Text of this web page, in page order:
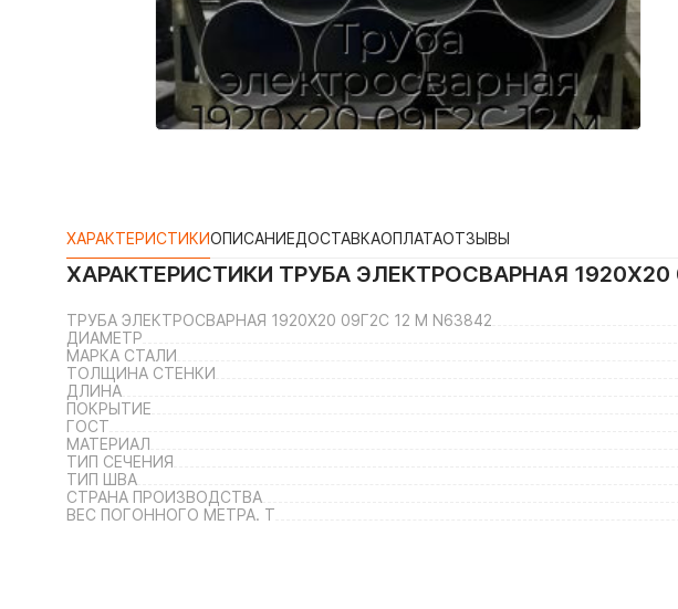
ХАРАКТЕРИСТИКИОПИСАНИЕДОСТАВКАОПЛАТАОТЗЫВЫ
ХАРАКТЕРИСТИКИ ТРУБА ЭЛЕКТРОСВАРНАЯ 1920Х20
ТРУБА ЭЛЕКТРОСВАРНАЯ 1920Х20 09Г2С 12 М N63842
ДИАМЕТР
МАРКА СТАЛИ
ТОЛЩИНА СТЕНКИ
ДЛИНА
ПОКРЫТИЕ
ГОСТ
МАТЕРИАЛ
ТИП СЕЧЕНИЯ
ТИП ШВА
СТРАНА ПРОИЗВОДСТВА
ВЕС ПОГОННОГО МЕТРА. Т